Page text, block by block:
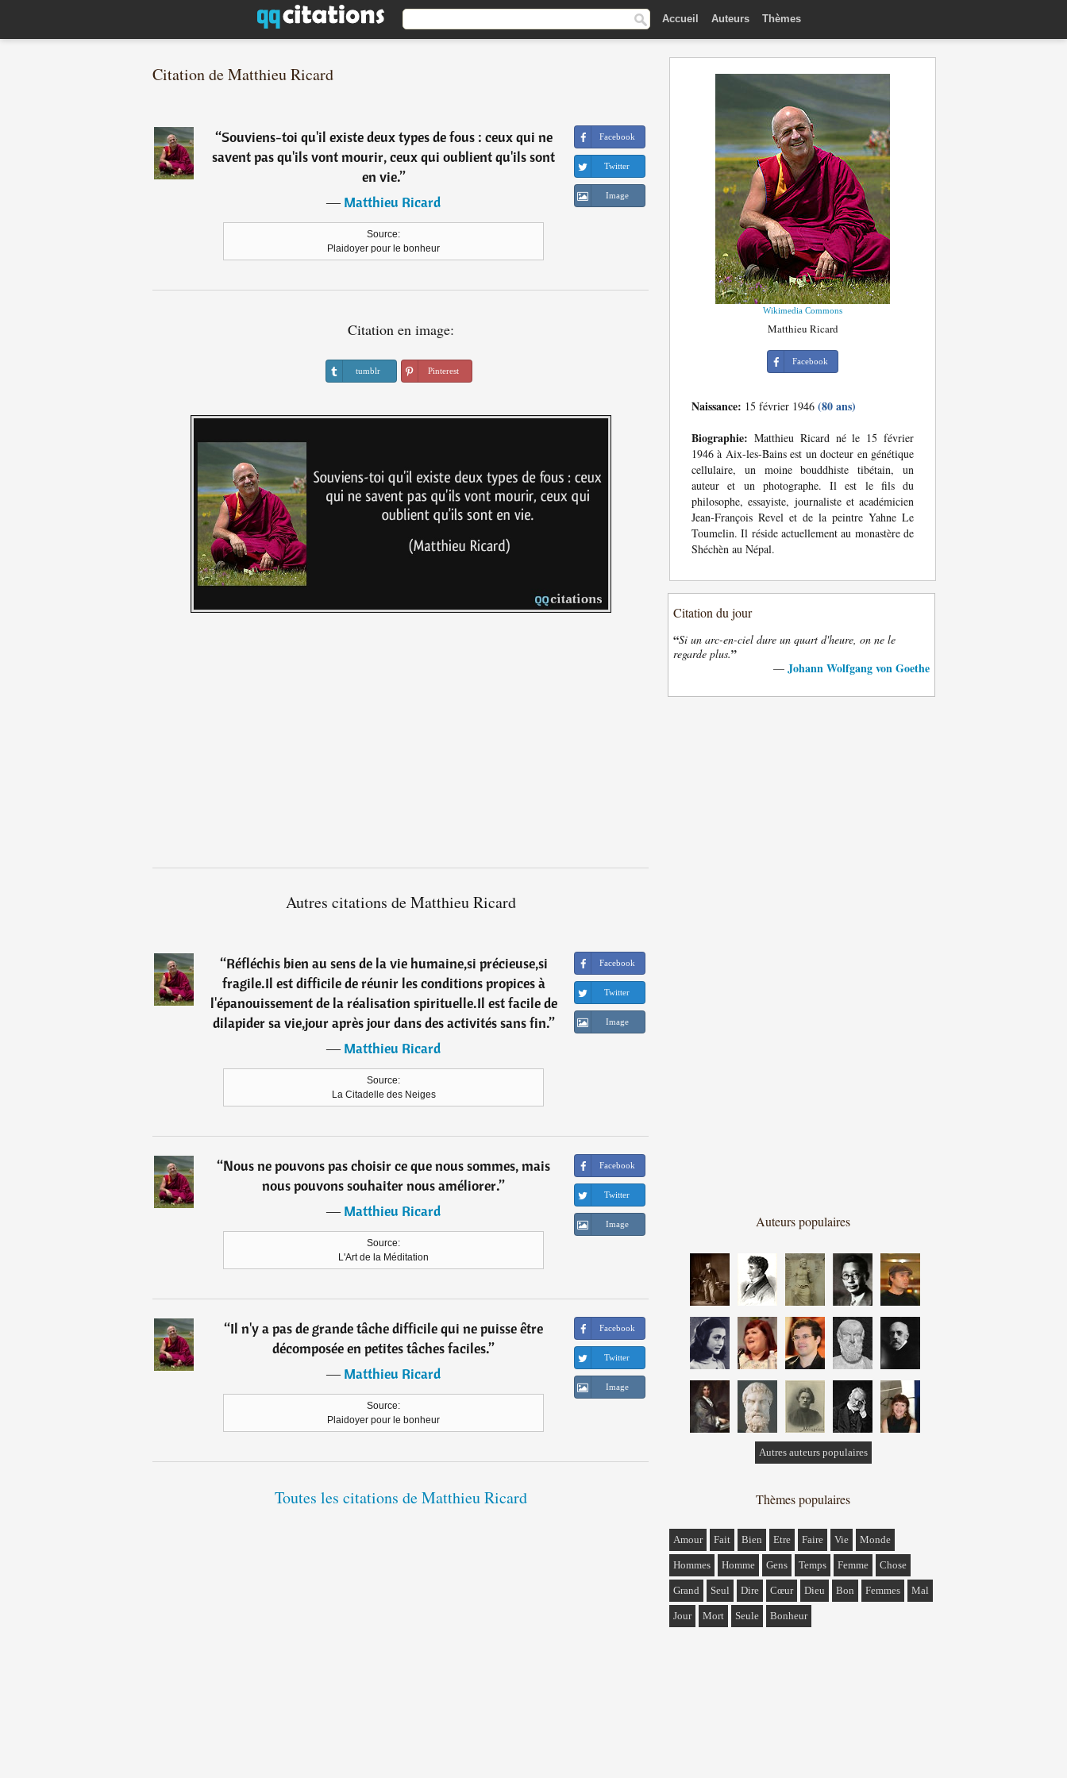
Accueil Auteurs Thèmes
Citation de Matthieu Ricard
“Souviens-toi qu'il existe deux types de fous : ceux qui ne
savent pas qu'ils vont mourir, ceux qui oublient qu'ils sont
en vie.”
―Matthieu Ricard
Source:
Plaidoyer pour le bonheur
Facebook
Twitter
Image
Citation en image:
tumblr Pinterest
Autres citations de Matthieu Ricard
“Réfléchis bien au sens de la vie humaine,si précieuse,si
fragile.Il est difficile de réunir les conditions propices à
l'épanouissement de la réalisation spirituelle.Il est facile de
dilapider sa vie,jour après jour dans des activités sans fin.”
―Matthieu Ricard
Source:
La Citadelle des Neiges
Facebook
Twitter
Image
“Nous ne pouvons pas choisir ce que nous sommes, mais
nous pouvons souhaiter nous améliorer.”
―Matthieu Ricard
Source:
L'Art de la Méditation
Facebook
Twitter
Image
“Il n'y a pas de grande tâche difficile qui ne puisse être
décomposée en petites tâches faciles.”
―Matthieu Ricard
Source:
Plaidoyer pour le bonheur
Facebook
Twitter
Image
Toutes les citations de Matthieu Ricard
Wikimedia Commons
Matthieu Ricard
Facebook
Naissance: 15 février 1946 (80 ans)
Biographie: Matthieu Ricard né le 15 février
1946 à Aix-les-Bains est un docteur en génétique
cellulaire, un moine bouddhiste tibétain, un
auteur et un photographe. Il est le fils du
philosophe, essayiste, journaliste et académicien
Jean-François Revel et de la peintre Yahne Le
Toumelin. Il réside actuellement au monastère de
Shéchèn au Népal.
Citation du jour
“Si un arc-en-ciel dure un quart d'heure, on ne le
regarde plus.”
— Johann Wolfgang von Goethe
Auteurs populaires
Autres auteurs populaires
Thèmes populaires
Amour Fait Bien Etre Faire Vie Monde
Hommes Homme Gens Temps Femme Chose
Grand Seul Dire Cœur Dieu Bon Femmes Mal
Jour Mort Seule Bonheur